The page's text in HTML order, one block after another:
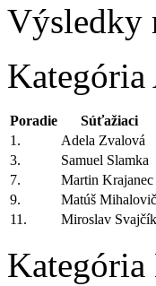
Výsledky
Kategória
Poradie Súťažiaci
1.
Adela Zvalová
3.
Samuel Slamka
7.
Martin Krajanec
9.
Matúš Mihalovič
11.
Miroslav Svajčík
Kategória